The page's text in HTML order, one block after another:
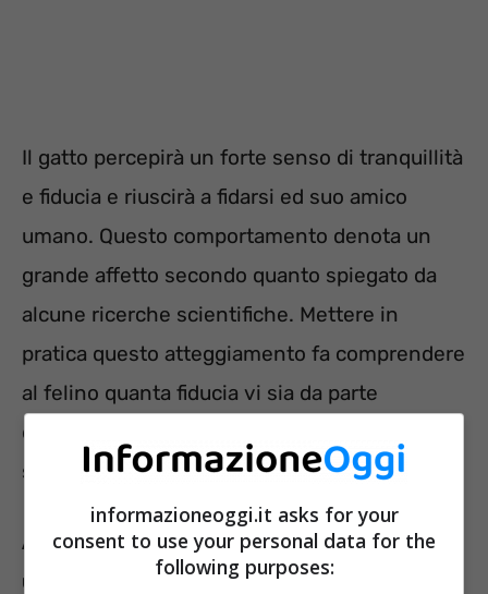
Il gatto percepirà un forte senso di tranquillità
e fiducia e riuscirà a fidarsi ed suo amico
umano. Questo comportamento denota un
grande affetto secondo quanto spiegato da
alcune ricerche scientifiche. Mettere in
pratica questo atteggiamento fa comprendere
al felino quanta fiducia vi sia da parte
dell’essere umano nei suo confronti e questa
sarà poi reciproca.
Anche i colpetti sulla testa possono essere
un ottimo modo per far capire al felino
informazioneoggi.it asks for your
consent to use your personal data for the
following purposes: